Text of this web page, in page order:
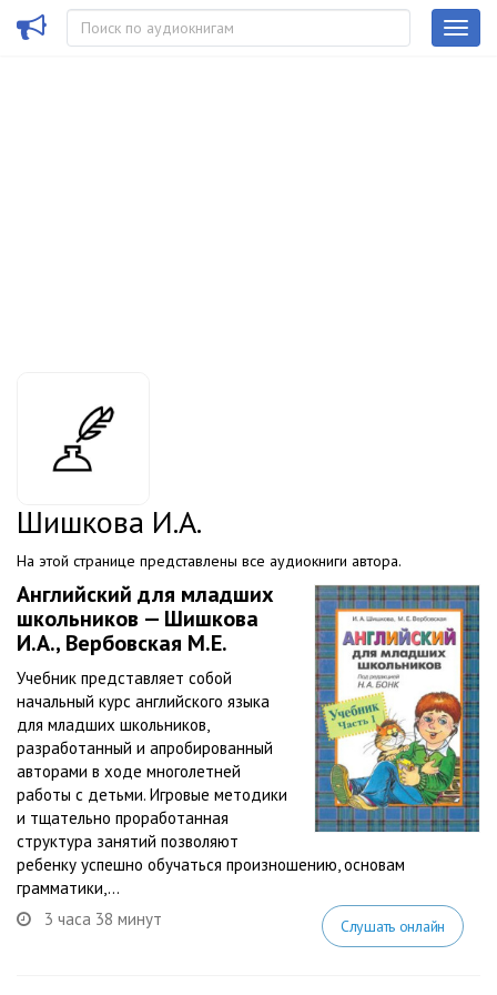
Шишкова И.А.
На этой странице представлены все аудиокниги автора.
Английский для младших
школьников — Шишкова
И.А., Вербовская М.Е.
Учебник представляет собой
начальный курс английского языка
для младших школьников,
разработанный и апробированный
авторами в ходе многолетней
работы с детьми. Игровые методики
и тщательно проработанная
структура занятий позволяют
ребенку успешно обучаться произношению, основам
грамматики,...
3 часа 38 минут
Слушать онлайн